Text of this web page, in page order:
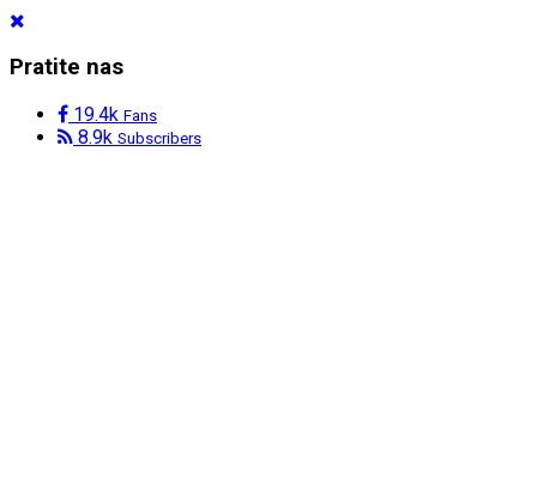
Pratite nas
19.4k Fans
8.9k Subscribers